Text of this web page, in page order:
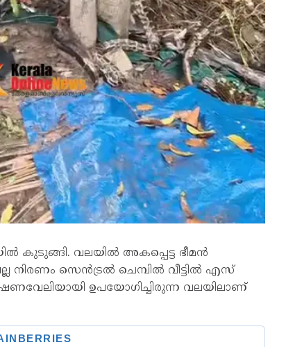
കുടുങ്ങി. വലയിൽ അകപ്പെട്ട ഭീമൻ
നിരണം സെൻട്രൽ ചെമ്പിൽ വീട്ടിൽ എസ്
ഉപയോഗിച്ചിരുന്ന വലയിലാണ്